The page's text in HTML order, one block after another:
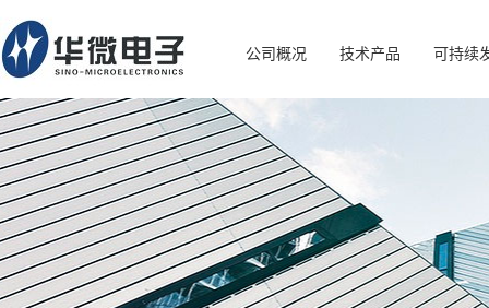
公司概况 技术产品 可持续